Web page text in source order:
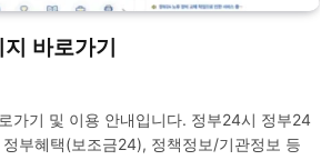
바로가기
가기 및 이용 안내입니다. 정부24시 정부24
부혜택(보조금24), 정책정보/기관정보 등